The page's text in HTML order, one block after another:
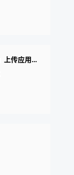
[PHP] 「开发者工具」上传应用到远程